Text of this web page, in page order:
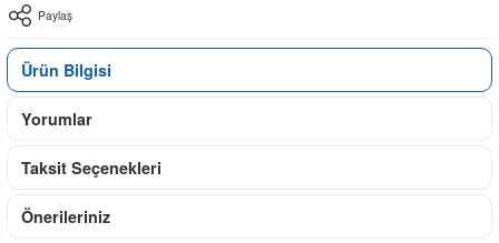
Paylaş
Ürün Bilgisi
Yorumlar
Taksit Seçenekleri
Önerileriniz